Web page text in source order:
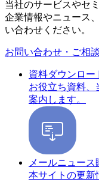
当社のサービスやセ
企業情報やニュース
い合わせください。
お問い合わせ・ご相談
資料ダウンロー
お役立ち資料、
案内します。
メールニュース
本サイトの更新